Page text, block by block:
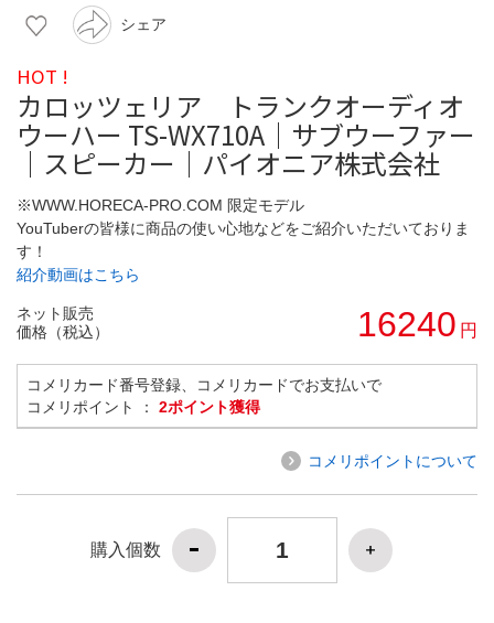
シェア
HOT !
カロッツェリア トランクオーディオ
ウーハー TS-WX710A｜サブウーファー
｜スピーカー｜パイオニア株式会社
※WWW.HORECA-PRO.COM 限定モデル
YouTuberの皆様に商品の使い心地などをご紹介いただいておりま
す！
紹介動画はこちら
ネット販売
価格（税込）
16240 円
コメリカード番号登録、コメリカードでお支払いで
コメリポイント ： 2ポイント獲得
コメリポイントについて
購入個数